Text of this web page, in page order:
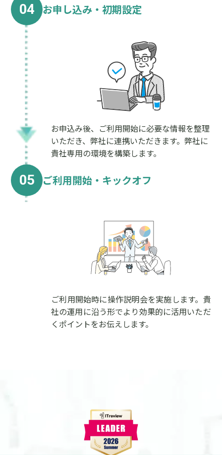
04 お申し込み・初期設定
お申込み後、ご利用開始に必要な情報を整理
いただき、弊社に連携いただきます。弊社に
貴社専用の環境を構築します。
05 ご利用開始・キックオフ
ご利用開始時に操作説明会を実施します。貴
社の運用に沿う形でより効果的に活用いただ
くポイントをお伝えします。